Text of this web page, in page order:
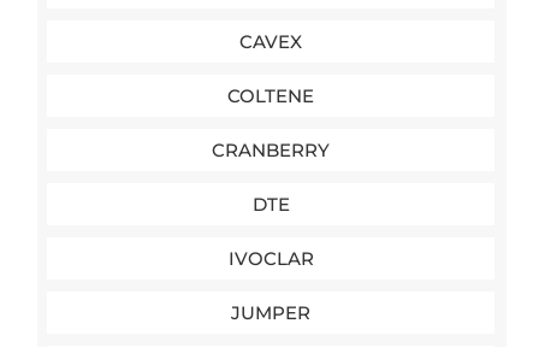
CAVEX
COLTENE
CRANBERRY
DTE
IVOCLAR
JUMPER